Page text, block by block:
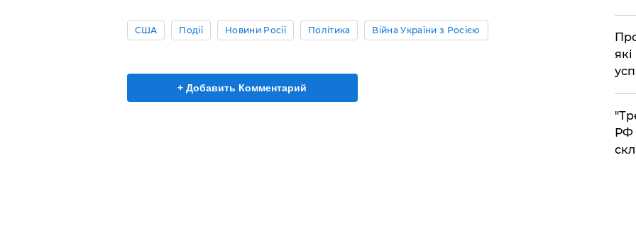
США Події Новини Росії Політика Війна України з Росією
+ Добавить Комментарий
РФ